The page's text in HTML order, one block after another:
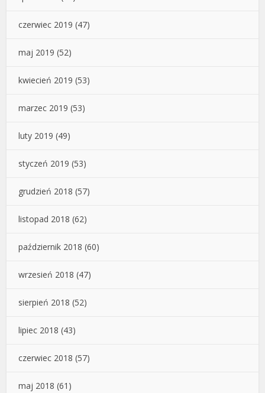
czerwiec 2019 (47)
maj 2019 (52)
kwiecień 2019 (53)
marzec 2019 (53)
luty 2019 (49)
styczeń 2019 (53)
grudzień 2018 (57)
listopad 2018 (62)
październik 2018 (60)
wrzesień 2018 (47)
sierpień 2018 (52)
lipiec 2018 (43)
czerwiec 2018 (57)
maj 2018 (61)